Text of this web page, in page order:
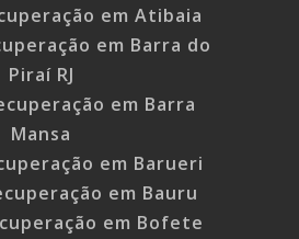
em Atibaia
em Barra do
Piraí RJ
em Barra
Mansa
em Barueri
em Bauru
em Bofete